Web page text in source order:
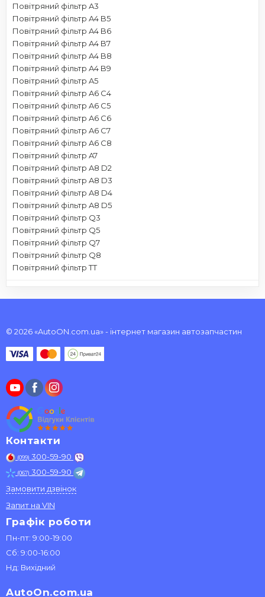
Повітряний фільтр A3
Повітряний фільтр A4 B5
Повітряний фільтр A4 B6
Повітряний фільтр A4 B7
Повітряний фільтр A4 B8
Повітряний фільтр A4 B9
Повітряний фільтр A5
Повітряний фільтр A6 C4
Повітряний фільтр A6 C5
Повітряний фільтр A6 C6
Повітряний фільтр A6 C7
Повітряний фільтр A6 C8
Повітряний фільтр A7
Повітряний фільтр A8 D2
Повітряний фільтр A8 D3
Повітряний фільтр A8 D4
Повітряний фільтр A8 D5
Повітряний фільтр Q3
Повітряний фільтр Q5
Повітряний фільтр Q7
Повітряний фільтр Q8
Повітряний фільтр TT
© 2026 «AutoON.com.ua» - інтернет магазин автозапчастин
Контакти
(099) 300-59-90
(067) 300-59-90
Замовити дзвінок
Запит на VIN
Графік роботи
Пн-пт: 9:00-19:00
Сб: 9:00-16:00
Нд: Вихідний
AutoOn.com.ua